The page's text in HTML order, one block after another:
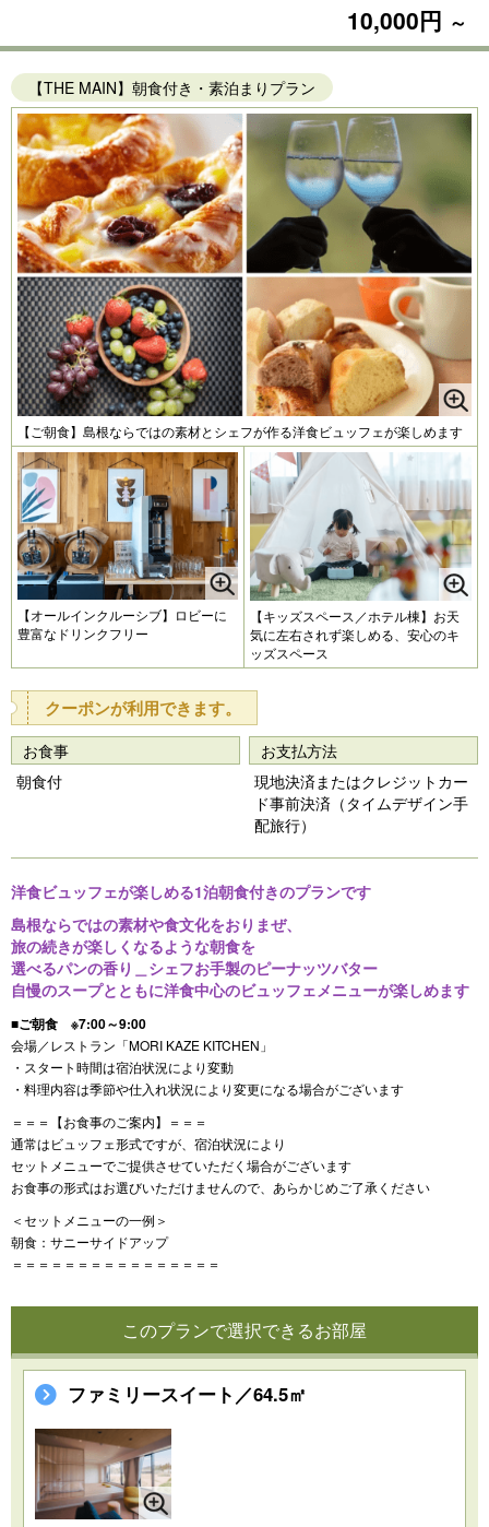
10,000円 ～
【THE MAIN】朝食付き・素泊まりプラン
【ご朝食】島根ならではの素材とシェフが作る洋食ビュッフェが楽しめます
【オールインクルーシブ】ロビーに
豊富なドリンクフリー
【キッズスペース／ホテル棟】お天
気に左右されず楽しめる、安心のキ
ッズスペース
クーポンが利用できます。
お食事
朝食付
お支払方法
現地決済またはクレジットカー
ド事前決済（タイムデザイン手
配旅行）
洋食ビュッフェが楽しめる1泊朝食付きのプランです
島根ならではの素材や食文化をおりまぜ、
旅の続きが楽しくなるような朝食を
選べるパンの香り＿シェフお手製のピーナッツバター
自慢のスープとともに洋食中心のビュッフェメニューが楽しめます
■ご朝食 ※7:00～9:00
会場／レストラン「MORI KAZE KITCHEN」
・スタート時間は宿泊状況により変動
・料理内容は季節や仕入れ状況により変更になる場合がございます
＝＝＝【お食事のご案内】＝＝＝
通常はビュッフェ形式ですが、宿泊状況により
セットメニューでご提供させていただく場合がございます
お食事の形式はお選びいただけませんので、あらかじめご了承ください
＜セットメニューの一例＞
朝食：サニーサイドアップ
＝＝＝＝＝＝＝＝＝＝＝＝＝＝＝＝
このプランで選択できるお部屋
ファミリースイート／64.5㎡